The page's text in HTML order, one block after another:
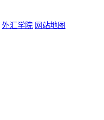
外汇学院 网站地图